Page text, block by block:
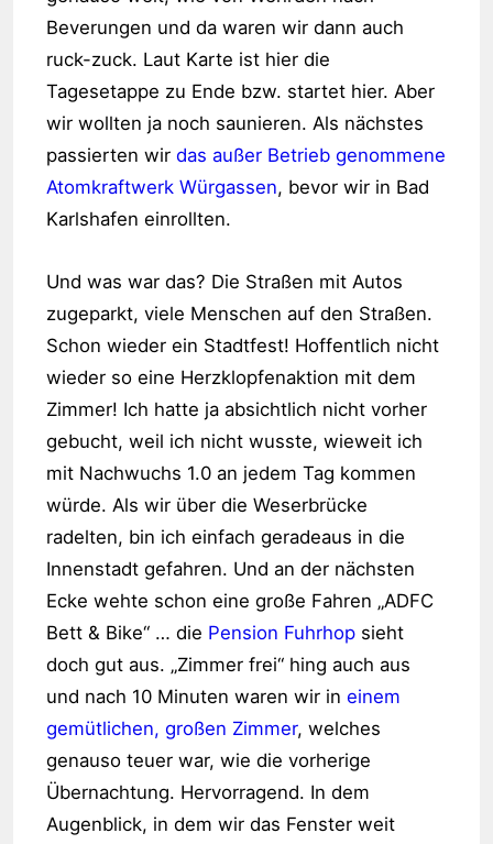
Beverungen und da waren wir dann auch
ruck-zuck. Laut Karte ist hier die
Tagesetappe zu Ende bzw. startet hier. Aber
wir wollten ja noch saunieren. Als nächstes
passierten wir das außer Betrieb genommene
Atomkraftwerk Würgassen, bevor wir in Bad
Karlshafen einrollten.
Und was war das? Die Straßen mit Autos
zugeparkt, viele Menschen auf den Straßen.
Schon wieder ein Stadtfest! Hoffentlich nicht
wieder so eine Herzklopfenaktion mit dem
Zimmer! Ich hatte ja absichtlich nicht vorher
gebucht, weil ich nicht wusste, wieweit ich
mit Nachwuchs 1.0 an jedem Tag kommen
würde. Als wir über die Weserbrücke
radelten, bin ich einfach geradeaus in die
Innenstadt gefahren. Und an der nächsten
Ecke wehte schon eine große Fahren „ADFC
Bett & Bike“ … die Pension Fuhrhop sieht
doch gut aus. „Zimmer frei“ hing auch aus
und nach 10 Minuten waren wir in einem
gemütlichen, großen Zimmer, welches
genauso teuer war, wie die vorherige
Übernachtung. Hervorragend. In dem
Augenblick, in dem wir das Fenster weit